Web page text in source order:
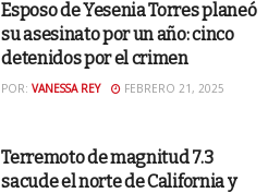
Esposo de Yesenia Torres planeó
su asesinato por un año: cinco
detenidos por el crimen
POR: VANESSA REY FEBRERO 21, 2025
Terremoto de magnitud 7.3
sacude el norte de California y